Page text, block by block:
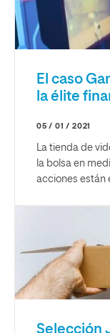
El caso
la élite
05 / 01 / 2021
La tienda de
la bolsa en
acciones están
Selección